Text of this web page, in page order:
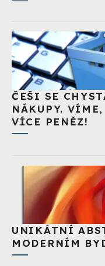
ČEŠI SE
NÁKUPY.
VÍCE PENĚZ!
UNIKÁTNÍ
MODERNÍM